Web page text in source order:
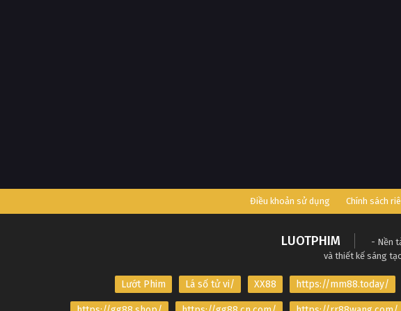
Điều khoản sử dụng Chính sách
LUOTPHIM
- Nền
và thiết kế sáng
Lướt Phim Lá số tử vi/ XX88 https://mm88.today/